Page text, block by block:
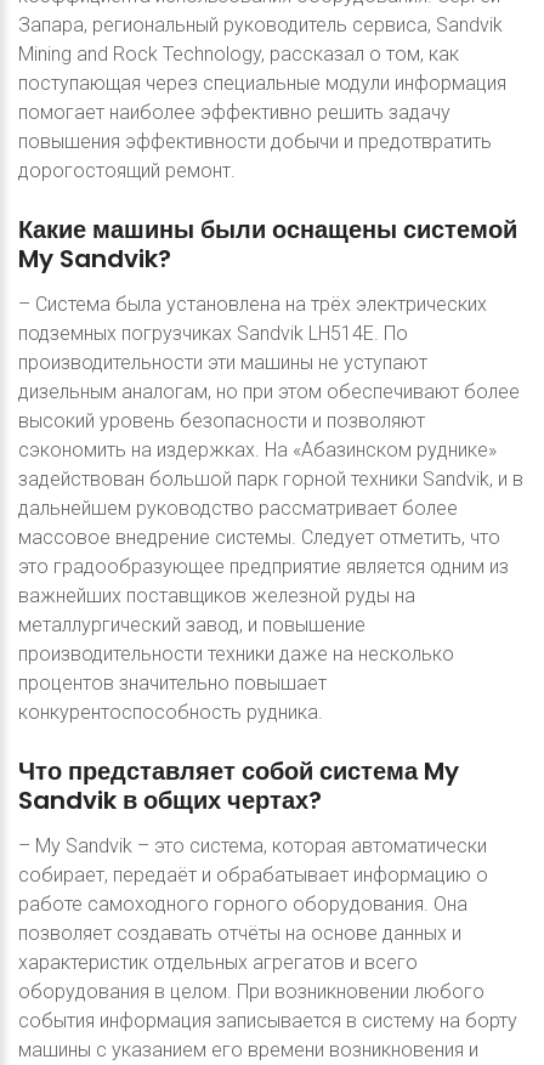
Запара, региональный руководитель сервиса, Sandvik
Mining and Rock Technology, рассказал о том, как
поступающая через специальные модули информация
помогает наиболее эффективно решить задачу
повышения эффективности добычи и предотвратить
дорогостоящий ремонт.
Какие машины были оснащены системой
My Sandvik?
– Система была установлена на трёх электрических
подземных погрузчиках Sandvik LH514E. По
производительности эти машины не уступают
дизельным аналогам, но при этом обеспечивают более
высокий уровень безопасности и позволяют
сэкономить на издержках. На «Абазинском руднике»
задействован большой парк горной техники Sandvik, и в
дальнейшем руководство рассматривает более
массовое внедрение системы. Следует отметить, что
это градообразующее предприятие является одним из
важнейших поставщиков железной руды на
металлургический завод, и повышение
производительности техники даже на несколько
процентов значительно повышает
конкурентоспособность рудника.
Что представляетсобой система My
Sandvik вобщихчертах?
– My Sandvik – это система, которая автоматически
собирает, передаёт и обрабатывает информацию о
работе самоходного горного оборудования. Она
позволяет создавать отчёты на основе данных и
характеристик отдельных агрегатов и всего
оборудования в целом. При возникновении любого
события информация записывается в систему на борту
машины с указанием его времени возникновения и